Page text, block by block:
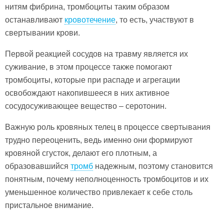
нитям фибрина, тромбоциты таким образом
останавливают кровотечение, то есть, участвуют в
свертывании крови.
Первой реакцией сосудов на травму является их
суживание, в этом процессе также помогают
тромбоциты, которые при распаде и агрегации
освобождают накопившееся в них активное
сосудосуживающее вещество – серотонин.
Важную роль кровяных телец в процессе свертывания
трудно переоценить, ведь именно они формируют
кровяной сгусток, делают его плотным, а
образовавшийся тромб надежным, поэтому становится
понятным, почему неполноценность тромбоцитов и их
уменьшенное количество привлекает к себе столь
пристальное внимание.